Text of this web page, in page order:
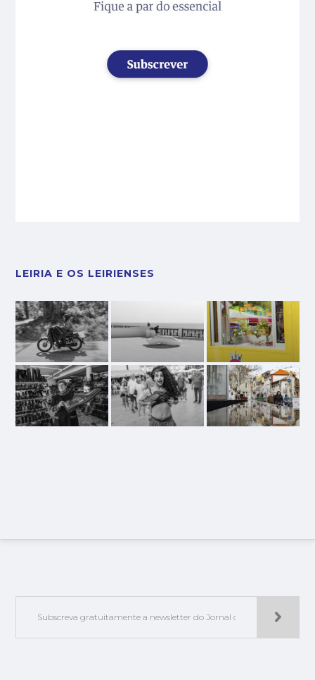
LEIRIA E OS LEIRIENSES